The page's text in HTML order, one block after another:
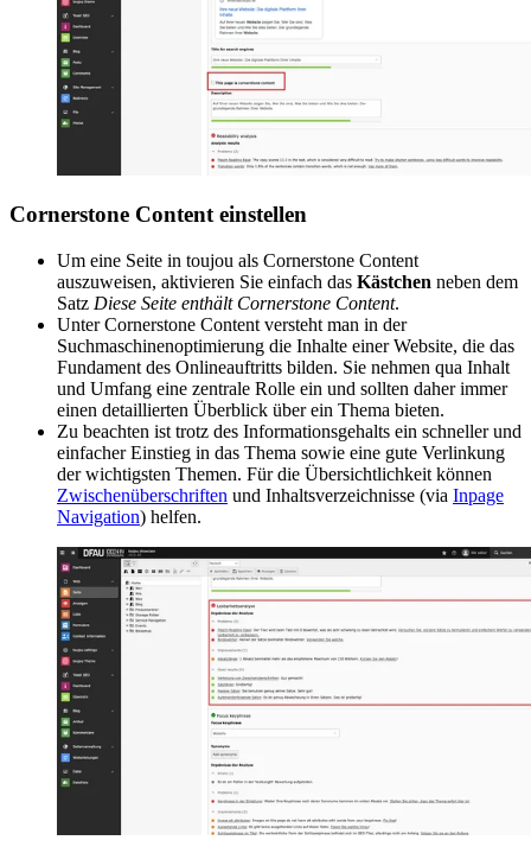
Cornerstone Content einstellen
Um eine Seite in toujou als Cornerstone Content
auszuweisen, aktivieren Sie einfach das Kästchen neben dem
Satz Diese Seite enthält Cornerstone Content.
Unter Cornerstone Content versteht man in der
Suchmaschinenoptimierung die Inhalte einer Website, die das
Fundament des Onlineauftritts bilden. Sie nehmen qua Inhalt
und Umfang eine zentrale Rolle ein und sollten daher immer
einen detaillierten Überblick über ein Thema bieten.
Zu beachten ist trotz des Informationsgehalts ein schneller und
einfacher Einstieg in das Thema sowie eine gute Verlinkung
der wichtigsten Themen. Für die Übersichtlichkeit können
Zwischenüberschriften und Inhaltsverzeichnisse (via Inpage
Navigation) helfen.